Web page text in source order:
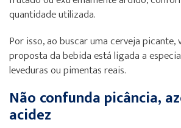
quantidade utilizada.
Por isso, ao buscar uma cerveja picante,
proposta da bebida está ligada a
leveduras ou pimentas reais.
Não confunda picância,
acidez